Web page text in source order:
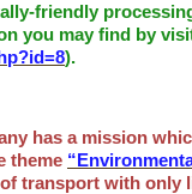
friendly
you may find by
).
has a mission
theme
transport with only